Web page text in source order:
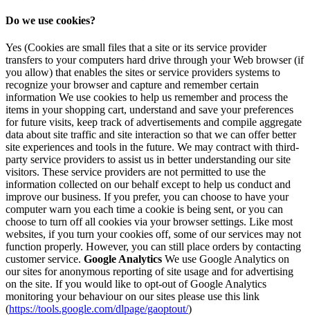
Do we use cookies?
Yes (Cookies are small files that a site or its service provider
transfers to your computers hard drive through your Web browser (if
you allow) that enables the sites or service providers systems to
recognize your browser and capture and remember certain
information We use cookies to help us remember and process the
items in your shopping cart, understand and save your preferences
for future visits, keep track of advertisements and compile aggregate
data about site traffic and site interaction so that we can offer better
site experiences and tools in the future. We may contract with third-
party service providers to assist us in better understanding our site
visitors. These service providers are not permitted to use the
information collected on our behalf except to help us conduct and
improve our business. If you prefer, you can choose to have your
computer warn you each time a cookie is being sent, or you can
choose to turn off all cookies via your browser settings. Like most
websites, if you turn your cookies off, some of our services may not
function properly. However, you can still place orders by contacting
customer service. Google Analytics We use Google Analytics on
our sites for anonymous reporting of site usage and for advertising
on the site. If you would like to opt-out of Google Analytics
monitoring your behaviour on our sites please use this link
(https://tools.google.com/dlpage/gaoptout/)